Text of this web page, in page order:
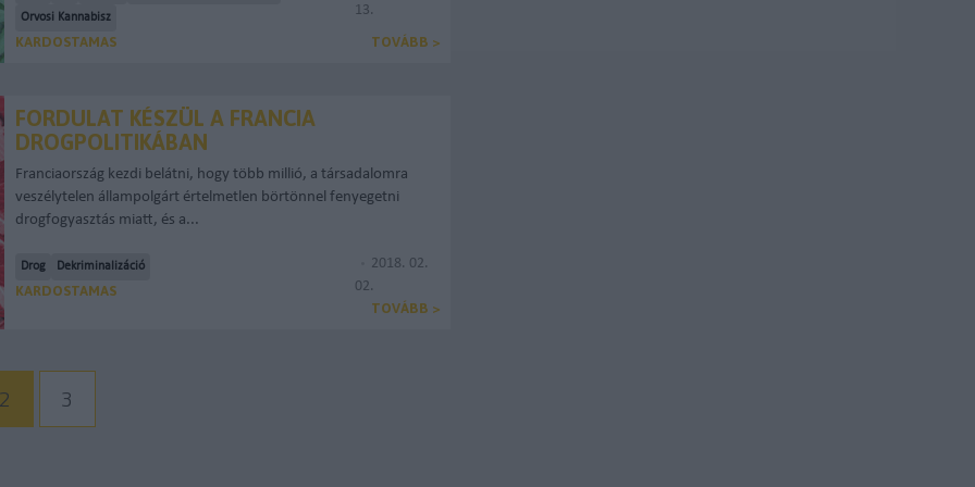
Orvosi Kannabisz
KARDOSTAMAS
13.
TOVÁBB >
FORDULAT KÉSZÜL A FRANCIA
DROGPOLITIKÁBAN
Franciaország kezdi belátni, hogy több millió, a társadalomra
veszélytelen állampolgárt értelmetlen börtönnel fenyegetni
drogfogyasztás miatt, és a...
Drog Dekriminalizáció
KARDOSTAMAS
2018. 02.
02.
TOVÁBB >
2 3